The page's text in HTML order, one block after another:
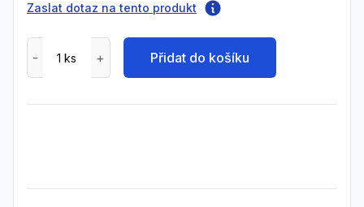
Zaslat dotaz na tento produkt
Přidat do košíku